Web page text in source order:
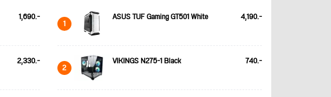
1,690.-
2,330.-
1 ASUS TUF Gaming GT501 White 4,190.-
2 VIKINGS N275-1 Black 740.-